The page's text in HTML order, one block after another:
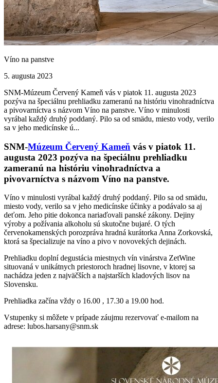
Víno na panstve
5. augusta 2023
SNM-Múzeum Červený Kameň vás v piatok 11. augusta 2023
pozýva na špeciálnu prehliadku zameranú na históriu vinohradníctva
a pivovarníctva s názvom Víno na panstve. Víno v minulosti
vyrábal každý druhý poddaný. Pilo sa od smädu, miesto vody, verilo
sa v jeho medicínske ú...
SNM-Múzeum Červený Kameň vás v piatok 11.
augusta 2023 pozýva na špeciálnu prehliadku
zameranú na históriu vinohradníctva a
pivovarníctva s názvom Víno na panstve.
Víno v minulosti vyrábal každý druhý poddaný. Pilo sa od smädu,
miesto vody, verilo sa v jeho medicínske účinky a podávalo sa aj
deťom. Jeho pitie dokonca nariaďovali panské zákony. Dejiny
výroby a požívania alkoholu sú skutočne bujaré. O tých
červenokamenských porozpráva hradná kurátorka Anna Zorkovská,
ktorá sa špecializuje na víno a pivo v novovekých dejinách.
Prehliadku doplní degustácia miestnych vín vinárstva ZetWine
situovaná v unikátnych priestoroch hradnej lisovne, v ktorej sa
nachádza jeden z najväčších a najstarších kladových lisov na
Slovensku.
Prehliadka začína vždy o 16.00 , 17.30 a 19.00 hod.
Vstupenky si môžete v prípade záujmu rezervovať e-mailom na
adrese: lubos.harsany@snm.sk